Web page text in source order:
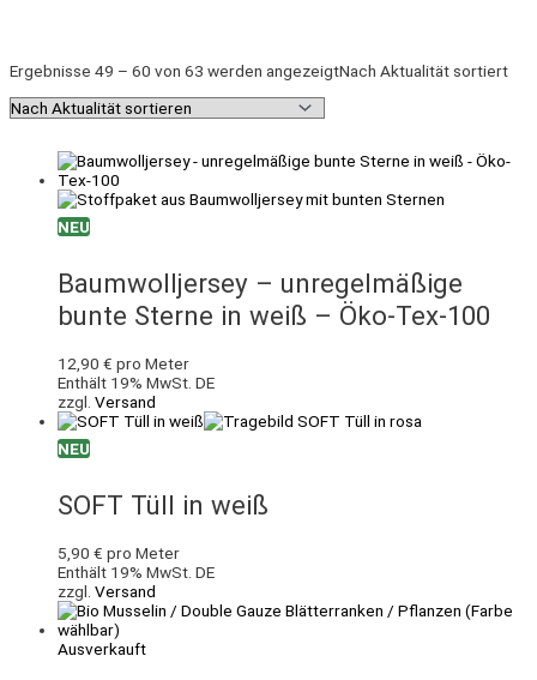
Ergebnisse 49 – 60 von 63 werden angezeigtNach Aktualität sortiert
NEU
Baumwolljersey – unregelmäßige
bunte Sterne in weiß – Öko-Tex-100
12,90 € pro Meter
Enthält 19% MwSt. DE
zzgl. Versand
NEU
SOFT Tüll in weiß
5,90 € pro Meter
Enthält 19% MwSt. DE
zzgl. Versand
Ausverkauft